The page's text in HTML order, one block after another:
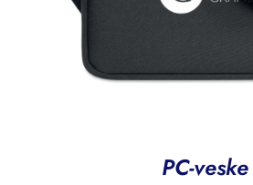
PC-veske